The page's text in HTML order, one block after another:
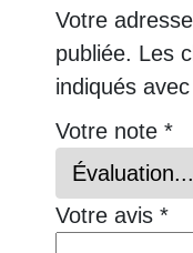
Votre
publiée. Les
indiqués avec
Votre note *
Votre avis *